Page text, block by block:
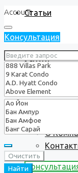
Статьи
Услуги
О нас
О
Account
Консультация
Очистить
Найти